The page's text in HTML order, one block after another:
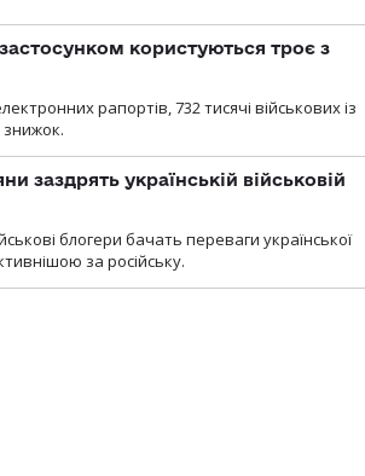
користуються троє з
рапортів, 732 тисячі військових із
заздрять українській військовій
блогери бачать переваги української
за російську.